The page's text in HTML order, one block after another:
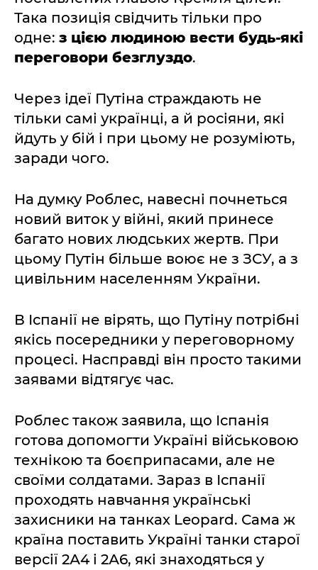
Така позиція свідчить тільки про
одне: з цією людиною вести будь-які
переговори безглуздо.
Через ідеї Путіна страждають не
тільки самі українці, а й росіяни, які
йдуть у бій і при цьому не розуміють,
заради чого.
На думку Роблес, навесні почнеться
новий виток у війні, який принесе
багато нових людських жертв. При
цьому Путін більше воює не з ЗСУ, а з
цивільним населенням України.
В Іспанії не вірять, що Путіну потрібні
якісь посередники у переговорному
процесі. Насправді він просто такими
заявами відтягує час.
Роблес також заявила, що Іспанія
готова допомогти Україні військовою
технікою та боєприпасами, але не
своїми солдатами. Зараз в Іспанії
проходять навчання українські
захисники на танках Leopard. Сама ж
країна поставить Україні танки старої
версії 2А4 і 2А6, які знаходяться у